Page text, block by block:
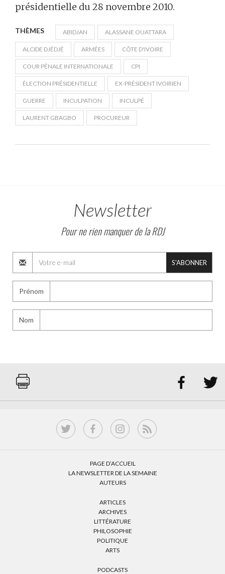
présidentielle du 28 novembre 2010.
THÈMES ABIDJAN ALASSANE OUATTARA
ALCIDE DJÉDJÉ ARMÉES CÔTE D'IVOIRE
COUR PÉNALE INTERNATIONALE CPI
ÉLECTION PRÉSIDENTIELLE EX-PRÉSIDENT IVOIRIEN
GUERRE INCULPATION INCULPÉ
LAURENT GBAGBO PROCUREUR
Newsletter
Pour ne rien manquer de la RDJ
S'ABONNER
Prénom
Nom
 
PAGE D’ACCUEIL
LA NEWSLETTER DE LA SEMAINE
AUTEURS
ARTICLES
ARCHIVES
LITTÉRATURE
PHILOSOPHIE
POLITIQUE
ARTS
PODCASTS